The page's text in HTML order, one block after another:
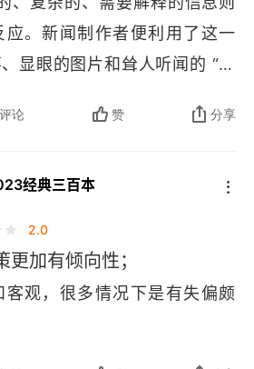
应。新闻制作者便利用了这一
显眼的图片和耸人听闻的 “事
抽象的和不易看透的内容都会
相关。所以说，为新闻消费的
人会把大多数话题的重要性完
报纸上读到的那些危机不是真
闻的意义是不大的。人们可以
论 赞 分享
经典三百本
2.0
加有倾向性；
客观，很多情况下是有失偏颇